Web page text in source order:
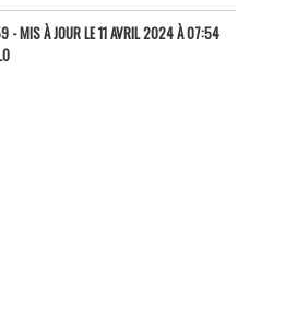
- MIS À JOUR LE 11 AVRIL 2024 À 07:54